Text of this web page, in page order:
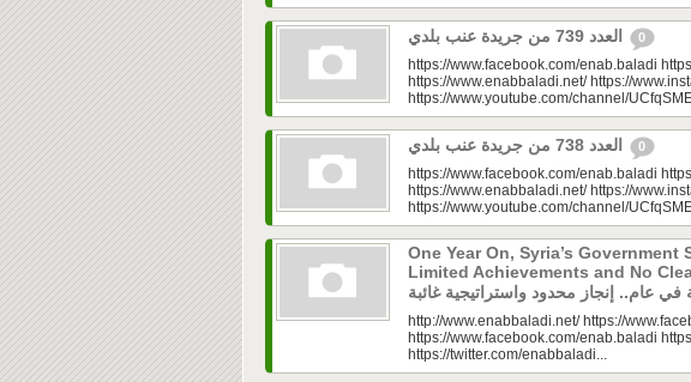
0
https://www.facebook.com/enab.baladi
https://www.enabbaladi.net/ https://
https://www.youtube.com/channel/
0
https://www.facebook.com/enab.baladi
https://www.enabbaladi.net/ https://
https://www.youtube.com/channel/
One Year On, Syria’s Government
Limited Achievements and No
http://www.enabbaladi.net/ https://
https://www.facebook.com/enab.baladi
https://twitter.com/enabbaladi...